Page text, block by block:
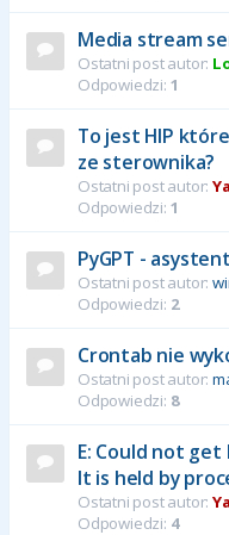
Media stream
Ostatni post autor:
Odpowiedzi: 1
To jest HIP
ze sterownika?
Ostatni post autor:
Odpowiedzi: 1
PyGPT -
Ostatni post autor:
Odpowiedzi: 2
Crontab nie
Ostatni post autor:
Odpowiedzi: 8
E: Could not
It is held by
Ostatni post autor:
Odpowiedzi: 4